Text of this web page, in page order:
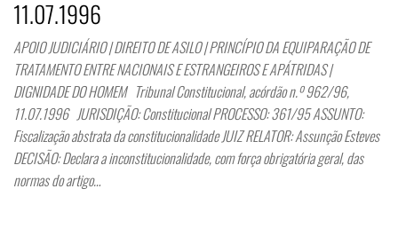
11.07.1996
APOIO JUDICIÁRIO | DIREITO DE ASILO | PRINCÍPIO DA EQUIPARAÇÃO DE
TRATAMENTO ENTRE NACIONAIS E ESTRANGEIROS E APÁTRIDAS |
DIGNIDADE DO HOMEM Tribunal Constitucional, acórdão n.º 962/96,
11.07.1996 JURISDIÇÃO: Constitucional PROCESSO: 361/95 ASSUNTO:
Fiscalização abstrata da constitucionalidade JUIZ RELATOR: Assunção Esteves
DECISÃO: Declara a inconstitucionalidade, com força obrigatória geral, das
normas do artigo…